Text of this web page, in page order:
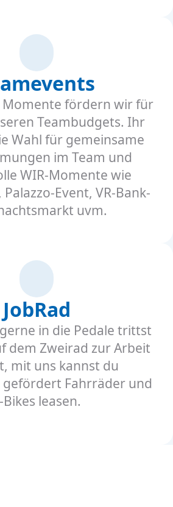
Momente fördern wir für
Teambudgets. Ihr
Wahl für gemeinsame
im Team und
WIR-Momente wie
Event, VR-Bank-
uvm.
JobRad
in die Pedale trittst
dem Zweirad zur Arbeit
mit uns kannst du
Fahrräder und
Bikes leasen.